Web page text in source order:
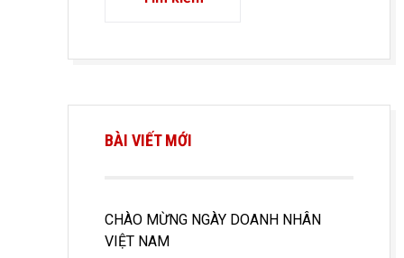
BÀI VIẾT MỚI
CHÀO MỪNG NGÀY DOANH NHÂN
VIỆT NAM